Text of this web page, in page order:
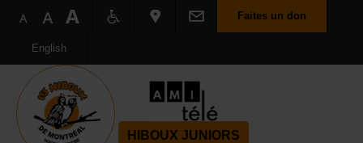
Faites un don
English
HIBOUX JUNIORS